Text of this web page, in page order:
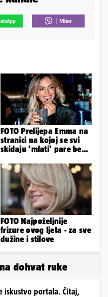
FOTO Prelijepa Emma na
stranici na kojoj se svi
skidaju 'mlati' pare bez
FOTO Najpoželjnije
frizure ovog ljeta - za sve
dužine i stilove
dohvat ruke
iskustvo portala. Čitaj,